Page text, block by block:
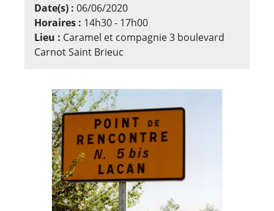
Date(s) : 06/06/2020
Horaires : 14h30 - 17h00
Lieu : Caramel et compagnie 3 boulevard
Carnot Saint Brieuc